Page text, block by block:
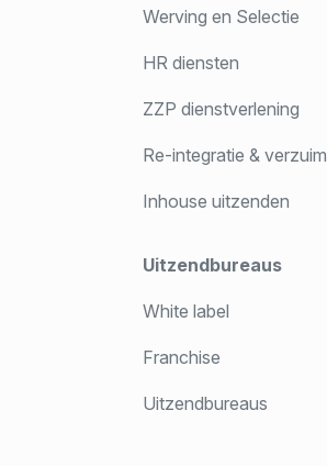
Werving en Selectie
HR diensten
ZZP dienstverlening
Re-integratie & verzuim
Inhouse uitzenden
Uitzendbureaus
White label
Franchise
Uitzendbureaus